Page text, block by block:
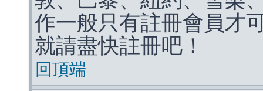
作一般只有註冊會員才
就請盡快註冊吧！
回頂端